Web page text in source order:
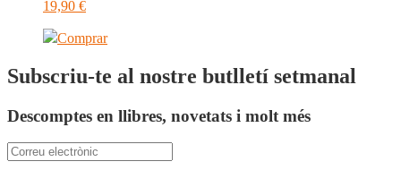
19,90 €
Comprar
Subscriu-te al nostre butlletí setmanal
Descomptes en llibres, novetats i molt més